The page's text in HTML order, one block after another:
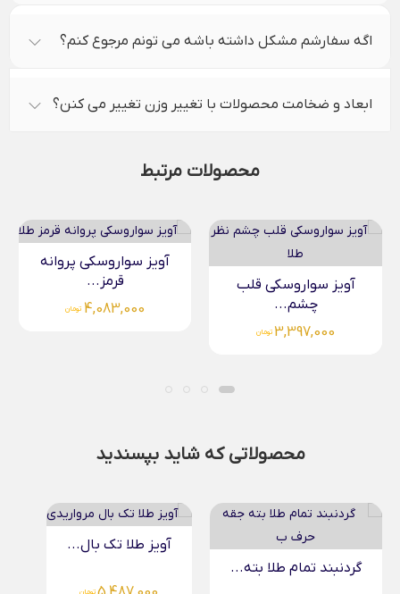
اگه سفارشم مشکل داشته باشه می تونم مرجوع کنم؟
ابعاد و ضخامت محصولات با تغییر وزن تغییر می کنن؟
محصولات مرتبط
آویز سواروسکی پروانه
قرمز...
4,083,000
آویز سواروسکی پروانه
سرخابی...
محصولاتی که شاید بپسندید
آویز طلا تک بال...